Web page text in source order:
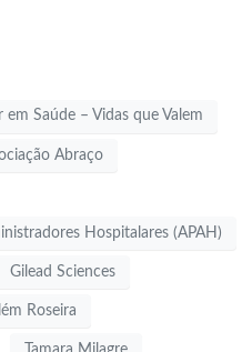
em Saúde – Vidas que Valem
Abraço
Hospitalares (APAH)
Gilead Sciences
Roseira